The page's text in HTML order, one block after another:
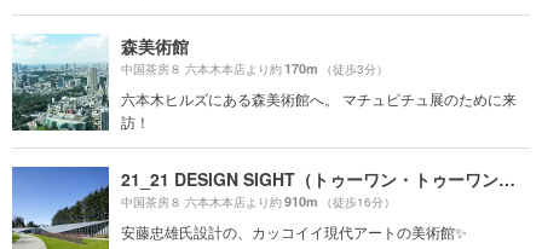
森美術館
中国茶房８ 六本木本店より約170m （徒歩3分）
六本木ヒルズにある森美術館へ。 マチュピチュ展のために来
訪！
21_21 DESIGN SIGHT（トゥーワン・トゥーワン・デザインサイト）
中国茶房８ 六本木本店より約910m （徒歩16分）
安藤忠雄氏設計の、カッコイイ現代アートの美術館✨